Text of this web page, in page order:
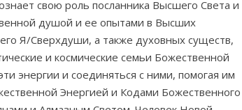
свою роль посланника Высшего Света и
душой и ее опытами в Высших
Я/Сверхдуши, а также духовных существ,
и космические семьи Божественной
энергии и соединяться с ними, помогая им
Энергией и Кодами Божественного